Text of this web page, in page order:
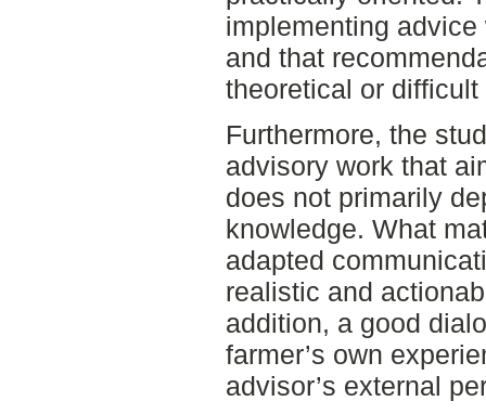
implementing
and that
theoretical or
Furthermore, the
advisory work that
does not primarily
knowledge. What
adapted
realistic and
addition, a good
farmer’s own
advisor’s external